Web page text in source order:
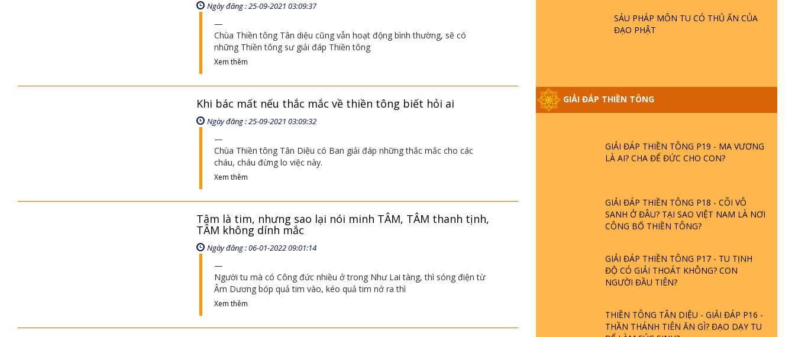
Ngày đăng : 25-09-2021 03:09:37
Chùa Thiền tông Tân diệu cũng vẫn hoạt động bình thường, sẽ có
những Thiền tông sư giải đáp Thiền tông
Xem thêm
Khi bác mất nếu thắc mắc về thiền tông biết hỏi ai
Ngày đăng : 25-09-2021 03:09:32
Chùa Thiền tông Tân Diệu có Ban giải đáp những thắc mắc cho các
cháu, cháu đừng lo việc này.
Xem thêm
Tâm là tim, nhưng sao lại nói minh TÂM, TÂM thanh tịnh,
TÂM không dính mắc
Ngày đăng : 06-01-2022 09:01:14
Người tu mà có Công đức nhiều ở trong Như Lai tàng, thì sóng điện từ
Âm Dương bóp quả tim vào, kéo quả tim nở ra thì
Xem thêm
SÁU PHÁP MÔN TU CÓ THỦ ẤN CỦA
ĐẠO PHẬT
GIẢI ĐÁP THIỀN TÔNG
GIẢI ĐÁP VỀ LỄ TIỄN THIỀN TÔNG SƯ
NGỌC LÂM VỀ PHẬT GIỚI
20 - BÁC NGUYỄN NHÂN LÀ AI? PHIỀN
NÃO DO ĐÂU MÀ CÓ?
GIẢI ĐÁP THIỀN TÔNG P19 - MA VƯƠNG
LÀ AI? CHA ĐỂ ĐỨC CHO CON?
GIẢI ĐÁP THIỀN TÔNG P18 - CÕI VÔ
SANH Ở ĐÂU? TẠI SAO VIỆT NAM LÀ NƠI
CÔNG BỐ THIỀN TÔNG?
GIẢI ĐÁP THIỀN TÔNG P17 - TU TỊNH
ĐỘ CÓ GIẢI THOÁT KHÔNG? CON
NGƯỜI ĐẦU TIÊN?
THIỀN TÔNG TÂN DIỆU - GIẢI ĐÁP P16 -
THẦN THÁNH TIÊN ĂN GÌ? ĐẠO DẠY TU
ĐỂ LÀM SÚC SINH?